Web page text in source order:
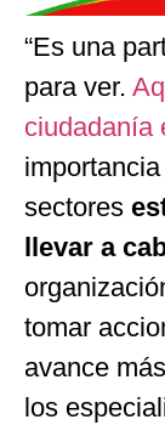
“Es una
para ver.
ciudadanía
sectores
llevar a
tomar
avance
los